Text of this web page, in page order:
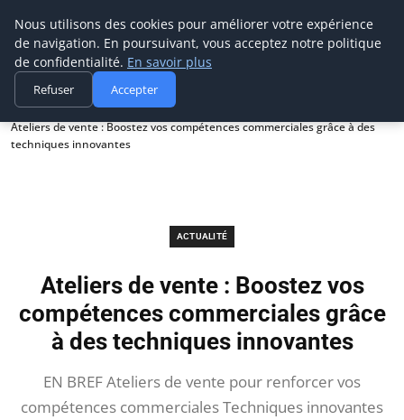
Prospection Pro
Accueil
Actualité
Ateliers de vente : Boostez vos compétences commerciales grâce à des
techniques innovantes
ACTUALITÉ
Ateliers de vente : Boostez vos
compétences commerciales grâce
à des techniques innovantes
EN BREF Ateliers de vente pour renforcer vos
compétences commerciales Techniques innovantes
Nous utilisons des cookies pour améliorer votre expérience
de navigation. En poursuivant, vous acceptez notre politique
de confidentialité. En savoir plus
Refuser Accepter